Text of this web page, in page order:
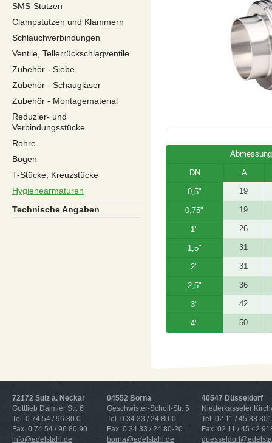
SMS-Stutzen
Clampstutzen und Klammern
Schlauchverbindungen
Ventile, Tellerrückschlagventile
Zubehör - Siebe
Zubehör - Schaugläser
Zubehör - Montagematerial
Reduzier- und
Verbindungsstücke
Rohre
Bogen
T-Stücke, Kreuzstücke
Hygienearmaturen
Technische Angaben
DN A
0,5" 19
0,75" 19
1" 26
1,5" 31
2" 31
2,5" 36
3" 42
4" 50
72172 Sulz a. Neckar
Gottlieb Daimler Str. 6
Tel. 0 74 54 / 96 80 0
Fax. 0 74 54 / 96 80 90
info@edelstahl.de
04552 Borna
Geschwister-Scholl-Str. 5
Tel. 0 34 33 / 24 80-0
Fax. 0 34 33 / 24 80-20
borna@edelstahl.de
40547 Düsseldorf
Niederkasseler
Tel. 02 11 / 45 88 801
Fax. 02 11 / 45 42